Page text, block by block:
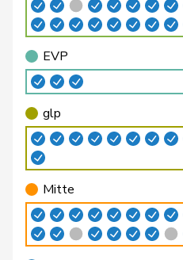
Feller
Olivier
Fiala
Fluri
Kurt
Giacometti
Anna
Gössi
Jauslin
Samuel
Lüscher Christian
EVP
glp
Mitte